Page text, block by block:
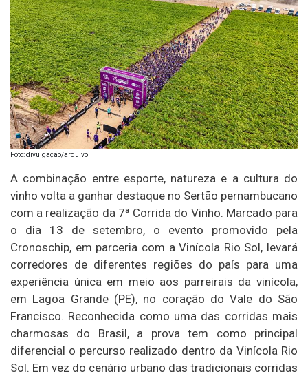
Foto: divulgação/arquivo
A combinação entre esporte, natureza e a cultura do
vinho volta a ganhar destaque no Sertão pernambucano
com a realização da 7ª Corrida do Vinho. Marcado para
o dia 13 de setembro, o evento promovido pela
Cronoschip, em parceria com a Vinícola Rio Sol, levará
corredores de diferentes regiões do país para uma
experiência única em meio aos parreirais da vinícola,
em Lagoa Grande (PE), no coração do Vale do São
Francisco. Reconhecida como uma das corridas mais
charmosas do Brasil, a prova tem como principal
diferencial o percurso realizado dentro da Vinícola Rio
Sol. Em vez do cenário urbano das tradicionais corridas